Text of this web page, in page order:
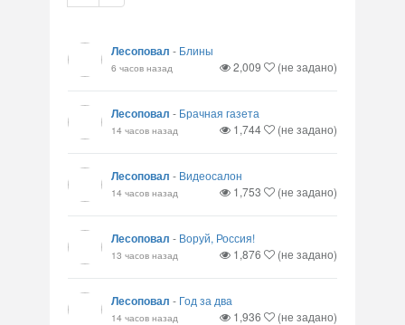
Лесоповал - Блины
6 часов назад 2,009 (не задано)
Лесоповал - Брачная газета
14 часов назад 1,744 (не задано)
Лесоповал - Видеосалон
14 часов назад 1,753 (не задано)
Лесоповал - Воруй, Россия!
13 часов назад 1,876 (не задано)
Лесоповал - Год за два
14 часов назад 1,936 (не задано)